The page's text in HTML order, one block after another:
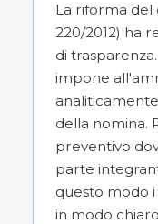
La riforma del
220/2012) ha
di
impone
della nomina.
preventivo
parte
questo modo
in modo